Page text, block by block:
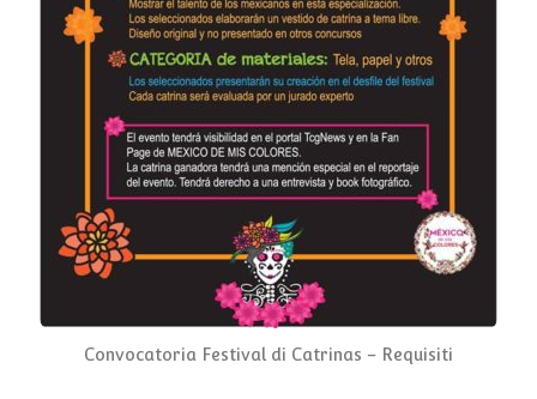
Convocatoria Festival di Catrinas – Requisiti